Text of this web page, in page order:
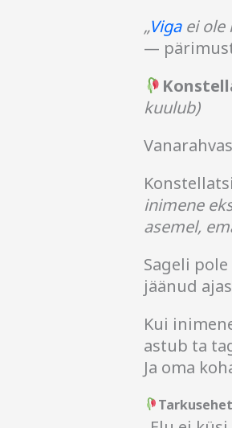
„Vigaei ole
—
kuulub)
inimene
asemel,
Sageli
jäänud
Kui
astub ta
Ja oma